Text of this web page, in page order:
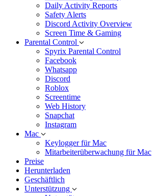
Daily Activity Reports
Safety Alerts
Discord Activity Overview
Screen Time & Gaming
Parental Control
Spyrix Parental Control
Facebook
Whatsapp
Discord
Roblox
Screentime
Web History
Snapchat
Instagram
Mac
Keylogger für Mac
Mitarbeiterüberwachung für Mac
Preise
Herunterladen
Geschäftlich
Unterstützung